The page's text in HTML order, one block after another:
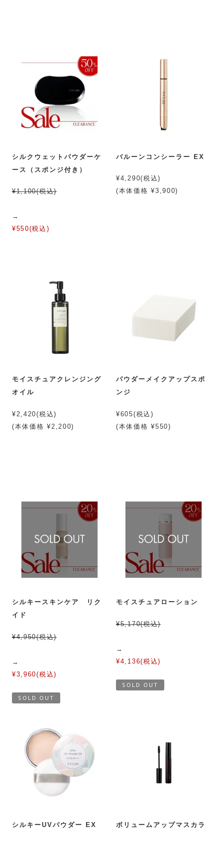
シルクウェットパウダーケ
ース（スポンジ付き）
¥1,100(税込)
→
¥550(税込)
バルーンコンシーラー EX
¥4,290(税込)
(本体価格 ¥3,900)
モイスチュアクレンジング
オイル
¥2,420(税込)
(本体価格 ¥2,200)
パウダーメイクアップスポ
ンジ
¥605(税込)
(本体価格 ¥550)
シルキースキンケア リク
イド
¥4,950(税込)
→
¥3,960(税込)
SOLD OUT
モイスチュアローション
¥5,170(税込)
→
¥4,136(税込)
SOLD OUT
シルキーUVパウダー EX ボリュームアップマスカラ